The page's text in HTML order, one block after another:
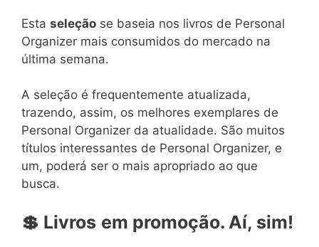
Esta seleção se baseia nos livros de Personal
Organizer mais consumidos do mercado na
última semana.
A seleção é frequentemente atualizada,
trazendo, assim, os melhores exemplares de
Personal Organizer da atualidade. São muitos
títulos interessantes de Personal Organizer, e
um, poderá ser o mais apropriado ao que
busca.
💲 Livros em promoção. Aí, sim!